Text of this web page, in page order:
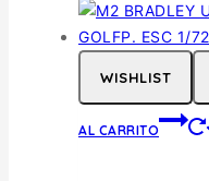
WISHLIST
AL CARRITO